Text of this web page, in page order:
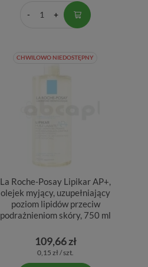
CHWILOWO NIEDOSTĘPNY
La Roche-Posay Lipikar AP+,
olejek myjący, uzupełniający
poziom lipidów przeciw
podrażnieniom skóry, 750 ml
109,66 zł
0,15 zł / szt.